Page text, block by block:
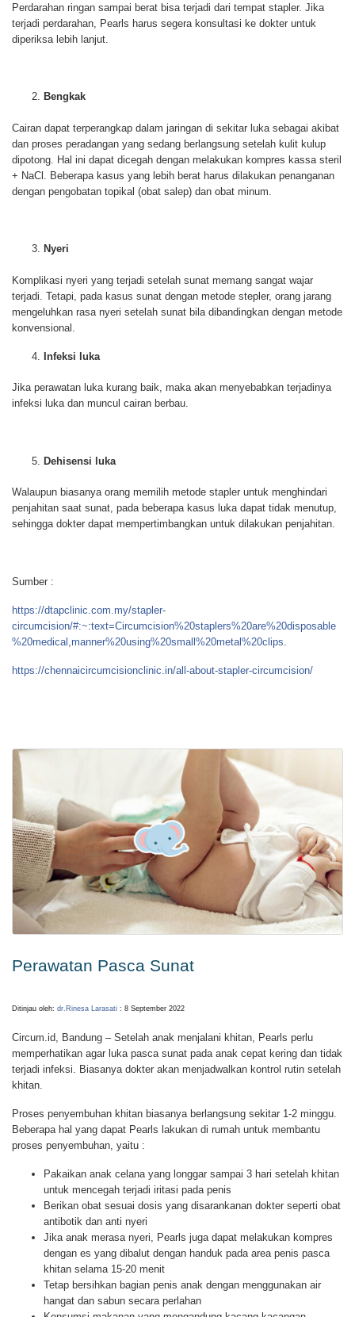
Perdarahan ringan sampai berat bisa terjadi dari tempat stapler. Jika
terjadi perdarahan, Pearls harus segera konsultasi ke dokter untuk
diperiksa lebih lanjut.
Bengkak
Cairan dapat terperangkap dalam jaringan di sekitar luka sebagai akibat
dan proses peradangan yang sedang berlangsung setelah kulit kulup
dipotong. Hal ini dapat dicegah dengan melakukan kompres kassa steril
+ NaCl. Beberapa kasus yang lebih berat harus dilakukan penanganan
dengan pengobatan topikal (obat salep) dan obat minum.
Nyeri
Komplikasi nyeri yang terjadi setelah sunat memang sangat wajar
terjadi. Tetapi, pada kasus sunat dengan metode stepler, orang jarang
mengeluhkan rasa nyeri setelah sunat bila dibandingkan dengan metode
konvensional.
Infeksi luka
Jika perawatan luka kurang baik, maka akan menyebabkan terjadinya
infeksi luka dan muncul cairan berbau.
Dehisensi luka
Walaupun biasanya orang memilih metode stapler untuk menghindari
penjahitan saat sunat, pada beberapa kasus luka dapat tidak menutup,
sehingga dokter dapat mempertimbangkan untuk dilakukan penjahitan.
Sumber :
https://dtapclinic.com.my/stapler-
circumcision/#:~:text=Circumcision%20staplers%20are%20disposable
%20medical,manner%20using%20small%20metal%20clips.
https://chennaicircumcisionclinic.in/all-about-stapler-circumcision/
Perawatan Pasca Sunat
Ditinjau oleh: dr.Rinesa Larasati : 8 September 2022
Circum.id, Bandung – Setelah anak menjalani khitan, Pearls perlu
memperhatikan agar luka pasca sunat pada anak cepat kering dan tidak
terjadi infeksi. Biasanya dokter akan menjadwalkan kontrol rutin setelah
khitan.
Proses penyembuhan khitan biasanya berlangsung sekitar 1-2 minggu.
Beberapa hal yang dapat Pearls lakukan di rumah untuk membantu
proses penyembuhan, yaitu :
Pakaikan anak celana yang longgar sampai 3 hari setelah khitan
untuk mencegah terjadi iritasi pada penis
Berikan obat sesuai dosis yang disarankanan dokter seperti obat
antibotik dan anti nyeri
Jika anak merasa nyeri, Pearls juga dapat melakukan kompres
dengan es yang dibalut dengan handuk pada area penis pasca
khitan selama 15-20 menit
Tetap bersihkan bagian penis anak dengan menggunakan air
hangat dan sabun secara perlahan